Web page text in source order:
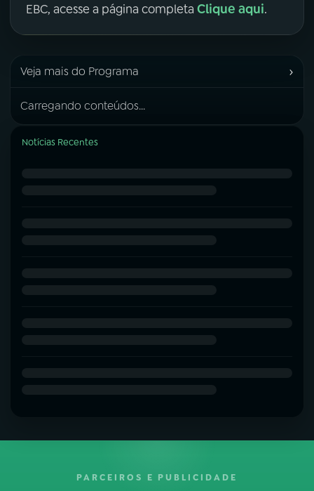
EBC, acesse a página completa Clique aqui.
Veja mais do Programa ›
Carregando conteúdos...
Notícias Recentes
PARCEIROS E PUBLICIDADE